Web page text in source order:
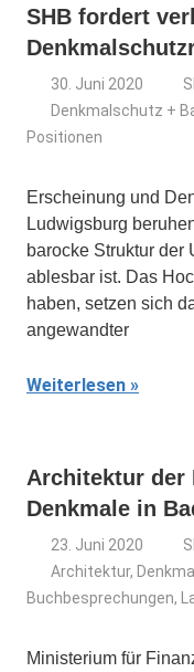
SHB fordert
30. Juni 2020
Denkmalschutz +
Positionen
Erscheinung und
Ludwigsburg
barocke Struktur der
ablesbar ist. Das
haben, setzen sich
angewandter
Weiterlesen
Architektur der
Denkmale in
23. Juni 2020
Architektur,
Buchbesprechungen,
Ministerium für